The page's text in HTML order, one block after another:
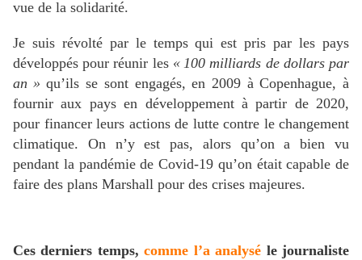
vue de la solidarité.
Je suis révolté par le temps qui est pris par les pays
développés pour réunir les « 100 milliards de dollars par
an » qu’ils se sont engagés, en 2009 à Copenhague, à
fournir aux pays en développement à partir de 2020,
pour financer leurs actions de lutte contre le changement
climatique. On n’y est pas, alors qu’on a bien vu
pendant la pandémie de Covid-19 qu’on était capable de
faire des plans Marshall pour des crises majeures.
Ces derniers temps,comme l’a analysé le journaliste